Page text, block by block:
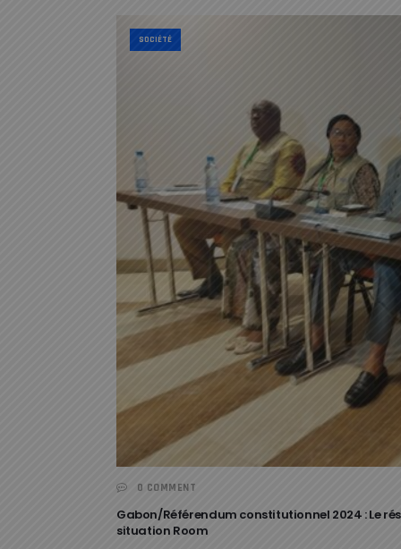
SOCIÉTÉ
0 COMMENT
Gabon/Référendum constitutionnel 2024 : Le
situation Room